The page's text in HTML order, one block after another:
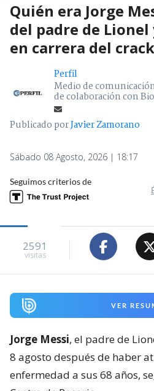
Quién era Jorge
del padre de
en carrera del
Perfil
Medio de
de colaboración con
Publicado porJavier Zamorano
Sábado 08 Agosto, 2026 | 18:17
Seguimos criterios de
2591
visitas
VER
Jorge Messi, el padre de
8 agosto después de haber
enfermedad a sus 68 años,